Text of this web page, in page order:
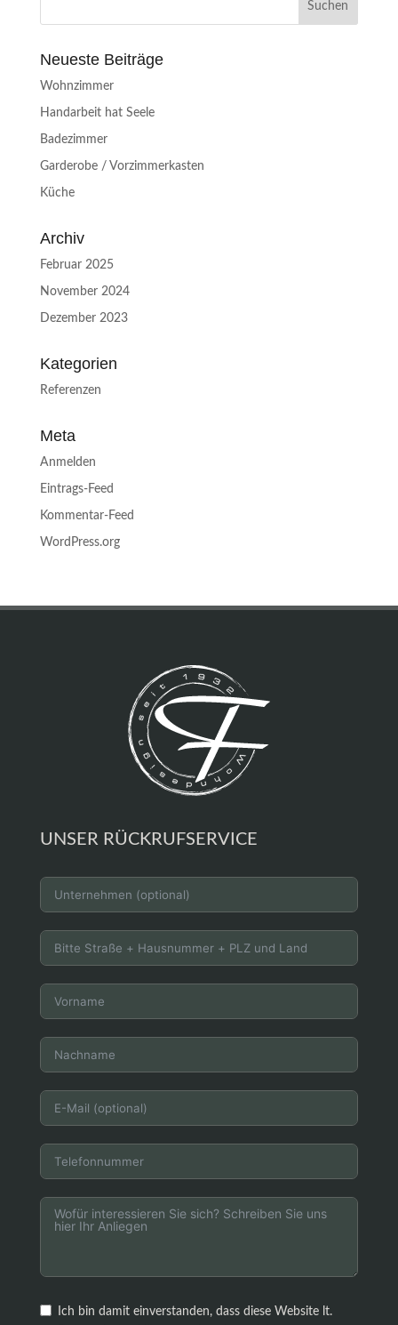
Neueste Beiträge
Wohnzimmer
Handarbeit hat Seele
Badezimmer
Garderobe / Vorzimmerkasten
Küche
Archiv
Februar 2025
November 2024
Dezember 2023
Kategorien
Referenzen
Meta
Anmelden
Eintrags-Feed
Kommentar-Feed
WordPress.org
UNSER RÜCKRUFSERVICE
Ich bin damit einverstanden, dass diese Website lt.